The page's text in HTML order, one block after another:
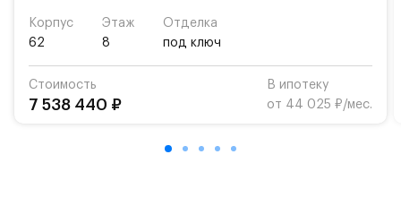
парковки.
Территория квартала приватная, въезд
осуществляется по пропускам.#yan19-2r1333916#
Корпус
62
Этаж
8
Отделка
под ключ
Стоимость
7 538 440 ₽
В ипотеку
от 44 025 ₽/мес.